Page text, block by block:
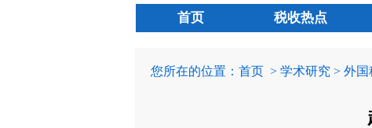
首页 税收热点
您所在的位置： 首页 > 学术研究 > 外国